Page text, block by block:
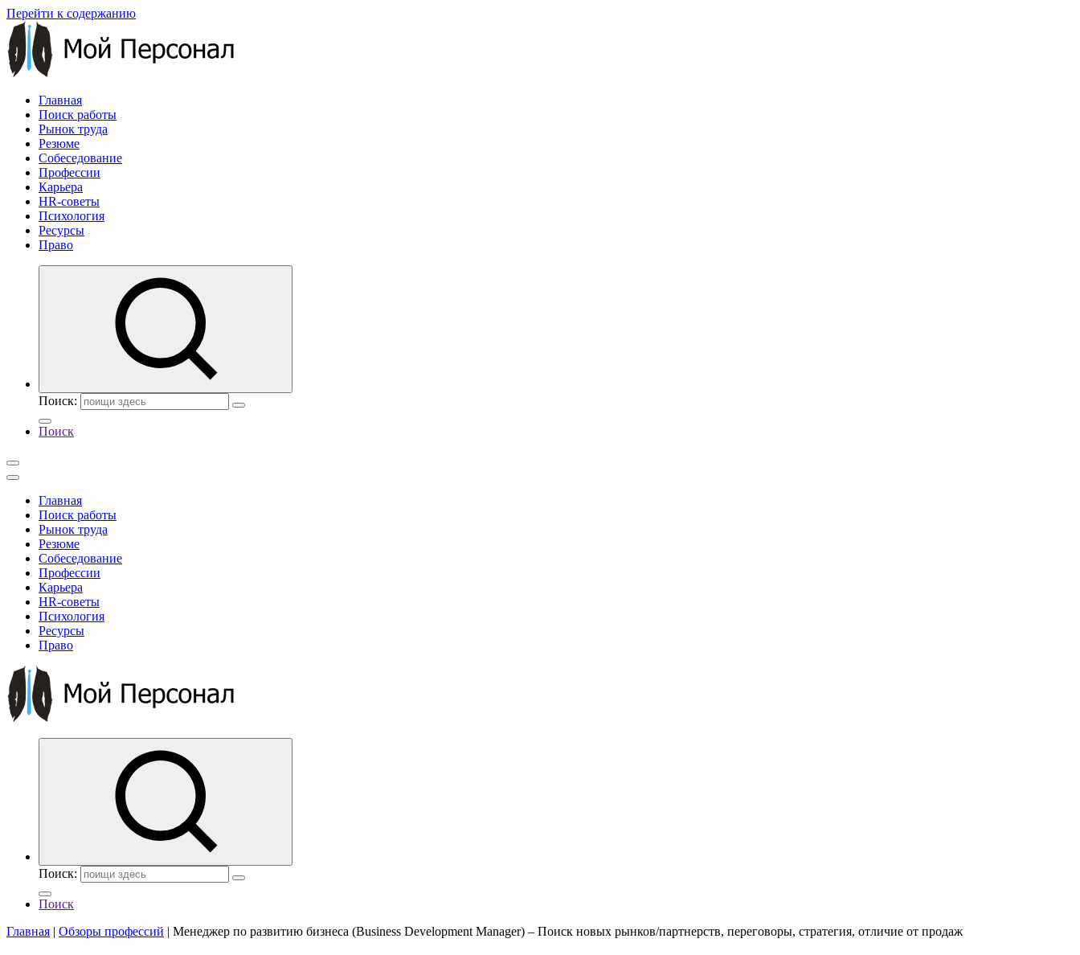
Перейти к содержанию
Главная
Поиск работы
Рынок труда
Резюме
Собеседование
Профессии
Карьера
HR-советы
Психология
Ресурсы
Право
Поиск:
Поиск
Главная
Поиск работы
Рынок труда
Резюме
Собеседование
Профессии
Карьера
HR-советы
Психология
Ресурсы
Право
Поиск:
Поиск
Главная | Обзоры профессий | Менеджер по развитию бизнеса (Business Development Manager) – Поиск новых рынков/партнерств, переговоры, стратегия, отличие от продаж